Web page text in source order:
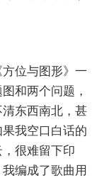
位与图形》一
和两个问题，
东西南北，甚
我空口白话的
很难留下印
编成了歌曲用